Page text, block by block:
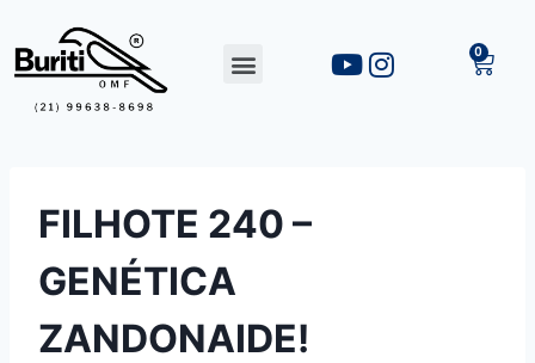
FILHOTE 240 –
GENÉTICA
ZANDONAIDE!